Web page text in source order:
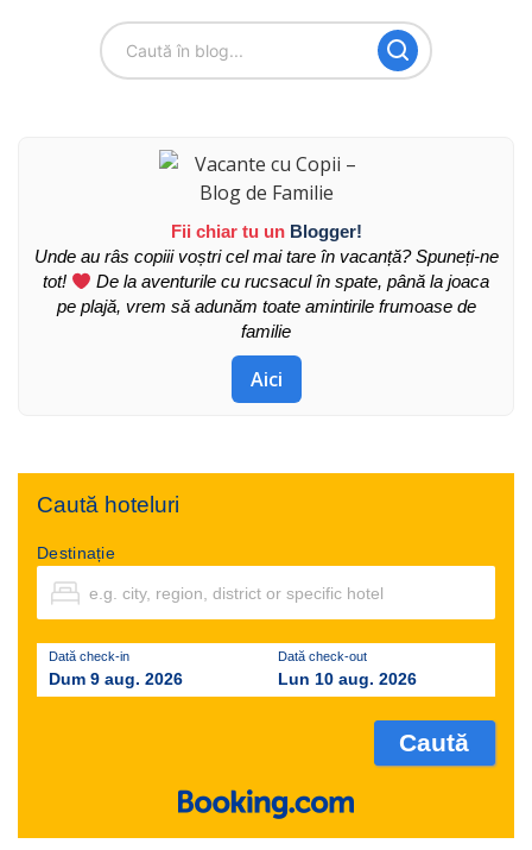
Fii chiar tu un Blogger!
Unde au râs copiii voștri cel mai tare în vacanță? Spuneți-ne
tot!
De la aventurile cu rucsacul în spate, până la joaca
pe plajă, vrem să adunăm toate amintirile frumoase de
familie
Aici
Caută hoteluri
Destinație
Dată check-in
Dum 9 aug. 2026
Dată check-out
Lun 10 aug. 2026